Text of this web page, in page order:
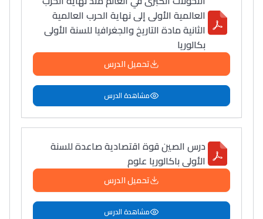
العالمية الأولى إلى نهاية الحرب العالمية
الثانية مادة التاريخ والجغرافيا للسنة الأولى
بكالوريا
تحميل الدرس
مشاهدة الدرس
درس الصين قوة اقتصادية صاعدة للسنة
الأولى باكالوريا علوم
تحميل الدرس
مشاهدة الدرس